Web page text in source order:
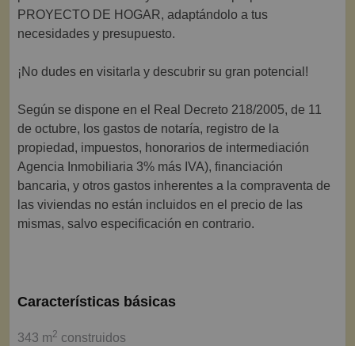
PROYECTO DE HOGAR, adaptándolo a tus
necesidades y presupuesto.
¡No dudes en visitarla y descubrir su gran potencial!
Según se dispone en el Real Decreto 218/2005, de 11
de octubre, los gastos de notaría, registro de la
propiedad, impuestos, honorarios de intermediación
Agencia Inmobiliaria 3% más IVA), financiación
bancaria, y otros gastos inherentes a la compraventa de
las viviendas no están incluidos en el precio de las
mismas, salvo especificación en contrario.
Características básicas
343 m2 construidos